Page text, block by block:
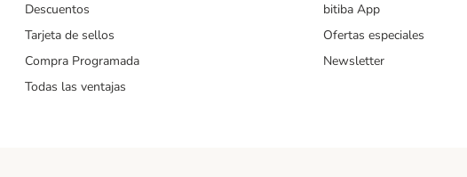
Descuentos
Tarjeta de sellos
Compra Programada
Todas las ventajas
bitiba App
Ofertas especiales
Newsletter